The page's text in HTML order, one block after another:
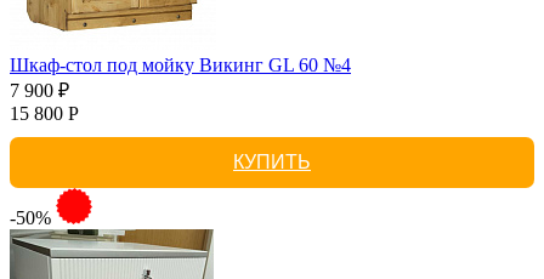
Шкаф-стол под мойку Викинг GL 60 №4
7 900 ₽
15 800 Р
КУПИТЬ
-50%